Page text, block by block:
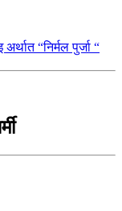
“निर्मल पुर्जा “